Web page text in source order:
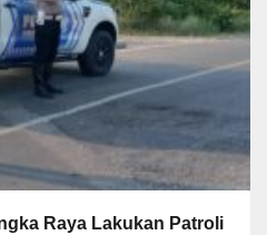
Raya Lakukan Patroli